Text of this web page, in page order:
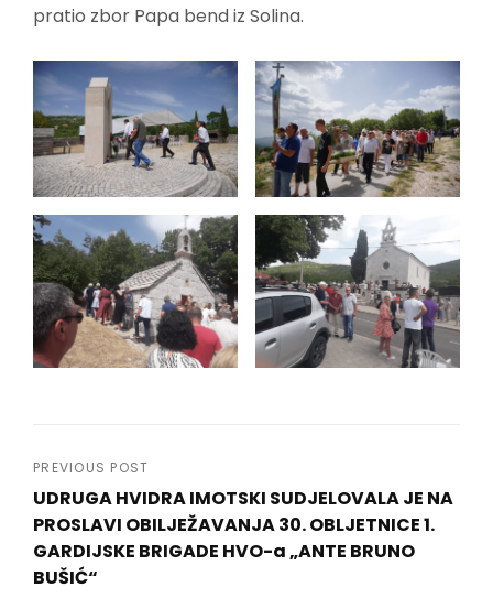
pratio zbor Papa bend iz Solina.
Navigacija
objava
PREVIOUS POST
UDRUGA HVIDRA IMOTSKI SUDJELOVALA JE NA
PROSLAVI OBILJEŽAVANJA 30. OBLJETNICE 1.
GARDIJSKE BRIGADE HVO-a „ANTE BRUNO
BUŠIĆ“